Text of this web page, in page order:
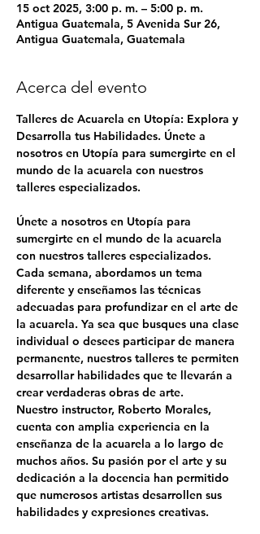
15 oct 2025, 3:00 p. m. – 5:00 p. m.
Antigua Guatemala, 5 Avenida Sur 26,
Antigua Guatemala, Guatemala
Acerca del evento
Talleres de Acuarela en Utopía: Explora y
Desarrolla tus Habilidades. Únete a
nosotros en Utopía para sumergirte en el
mundo de la acuarela con nuestros
talleres especializados.
Únete a nosotros en Utopía para
sumergirte en el mundo de la acuarela
con nuestros talleres especializados.
Cada semana, abordamos un tema
diferente y enseñamos las técnicas
adecuadas para profundizar en el arte de
la acuarela. Ya sea que busques una clase
individual o desees participar de manera
permanente, nuestros talleres te permiten
desarrollar habilidades que te llevarán a
crear verdaderas obras de arte.
Nuestro instructor, Roberto Morales,
cuenta con amplia experiencia en la
enseñanza de la acuarela a lo largo de
muchos años. Su pasión por el arte y su
dedicación a la docencia han permitido
que numerosos artistas desarrollen sus
habilidades y expresiones creativas.